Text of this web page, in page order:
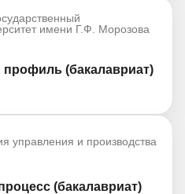
имени Г.Ф. Морозова
профиль (бакалавриат)
управления и производства
(бакалавриат)